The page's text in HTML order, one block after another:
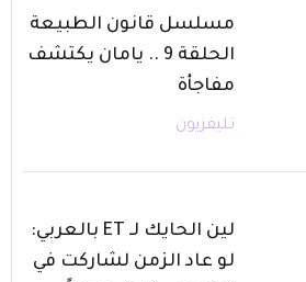
مسلسل قانون الطبيعة
الحلقة 9 .. يامان يكتشف
مفاجأة
تليفزيون
لين الحايك لـ ET بالعربي:
لو عاد الزمن لشاركت في